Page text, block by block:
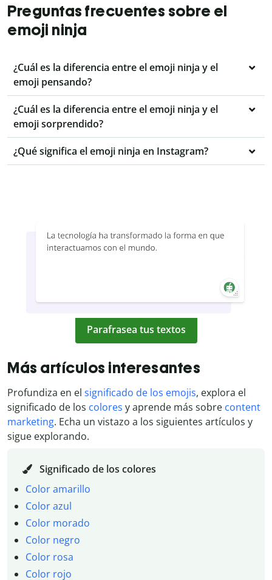
Preguntas frecuentes sobre el
emoji ninja
¿Cuál es la diferencia entre el emoji ninja y el
emoji pensando?
¿Cuál es la diferencia entre el emoji ninja y el
emoji sorprendido?
¿Qué significa el emoji ninja en Instagram?
Parafrasea tus textos
Más artículos interesantes
Profundiza en el significado de los emojis, explora el
significado de los colores y aprende más sobre content
marketing. Echa un vistazo a los siguientes artículos y
sigue explorando.
Significado de los colores
Color amarillo
Color azul
Color morado
Color negro
Color rosa
Color rojo